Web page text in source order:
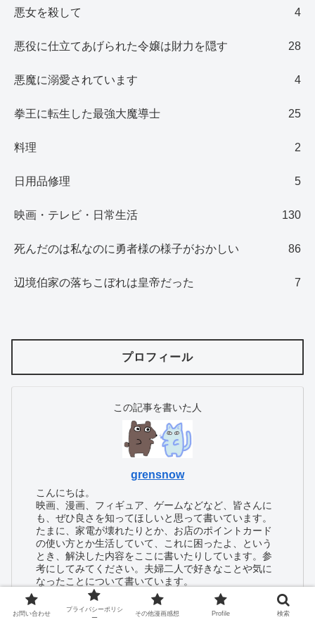
悪女を殺して 4
悪役に仕立てあげられた令嬢は財力を隠す 28
悪魔に溺愛されています 4
拳王に転生した最強大魔導士 25
料理 2
日用品修理 5
映画・テレビ・日常生活 130
死んだのは私なのに勇者様の様子がおかしい 86
辺境伯家の落ちこぼれは皇帝だった 7
プロフィール
この記事を書いた人
grensnow
こんにちは。
映画、漫画、フィギュア、ゲームなどなど、皆さんに
も、ぜひ良さを知ってほしいと思って書いています。
たまに、家電が壊れたりとか、お店のポイントカード
の使い方とか生活していて、これに困ったよ、という
とき、解決した内容をここに書いたりしています。参
考にしてみてください。夫婦二人で好きなことや気に
なったことについて書いています。
お問い合わせ
プライバシーポリシ
ー
その他漫画感想 Profile 検索